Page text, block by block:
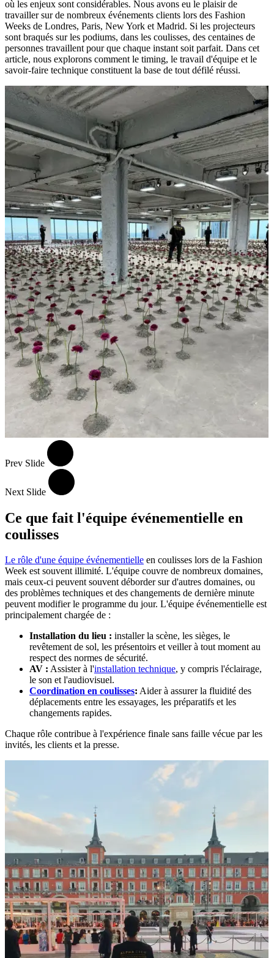
où les enjeux sont considérables. Nous avons eu le plaisir de
travailler sur de nombreux événements clients lors des Fashion
Weeks de Londres, Paris, New York et Madrid. Si les projecteurs
sont braqués sur les podiums, dans les coulisses, des centaines de
personnes travaillent pour que chaque instant soit parfait. Dans cet
article, nous explorons comment le timing, le travail d'équipe et le
savoir-faire technique constituent la base de tout défilé réussi.
Prev Slide
Next Slide
Ce que fait l'équipe événementielle en
coulisses
Le rôle d'une équipe événementielle en coulisses lors de la Fashion
Week est souvent illimité. L'équipe couvre de nombreux domaines,
mais ceux-ci peuvent souvent déborder sur d'autres domaines, ou
des problèmes techniques et des changements de dernière minute
peuvent modifier le programme du jour. L'équipe événementielle est
principalement chargée de :
Installation du lieu : installer la scène, les sièges, le
revêtement de sol, les présentoirs et veiller à tout moment au
respect des normes de sécurité.
AV : Assister à l'installation technique, y compris l'éclairage,
le son et l'audiovisuel.
Coordination en coulisses: Aider à assurer la fluidité des
déplacements entre les essayages, les préparatifs et les
changements rapides.
Chaque rôle contribue à l'expérience finale sans faille vécue par les
invités, les clients et la presse.